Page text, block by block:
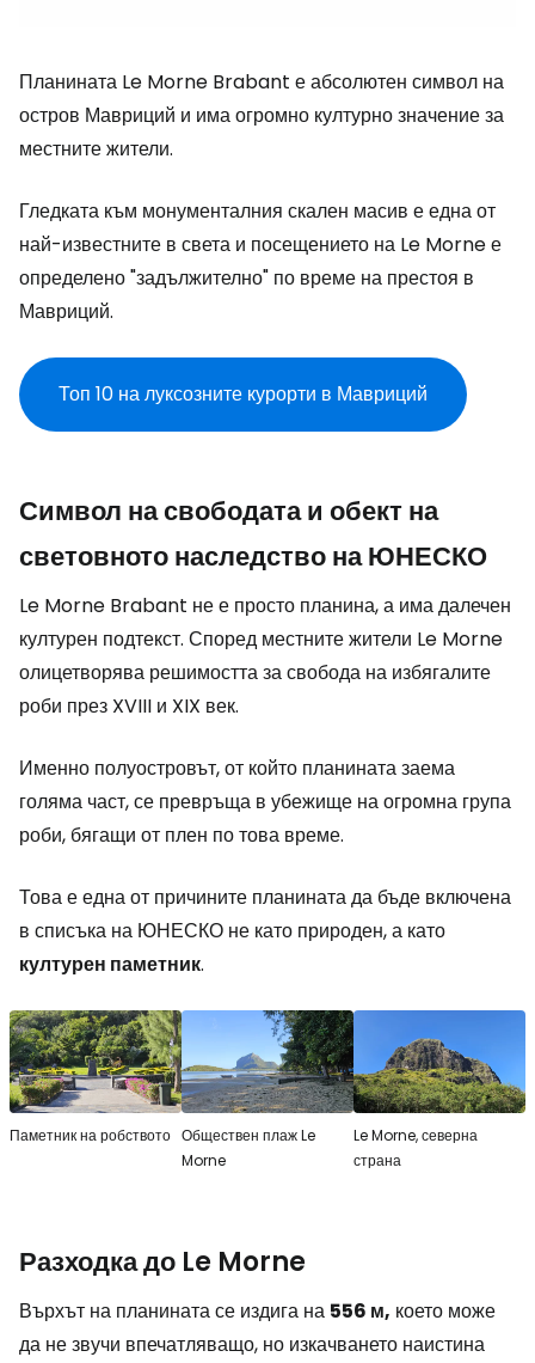
Планината Le Morne Brabant е абсолютен символ на
остров Мавриций и има огромно културно значение за
местните жители.
Гледката към монументалния скален масив е една от
най-известните в света и посещението на Le Morne е
определено "задължително" по време на престоя в
Мавриций.
Топ 10 на луксозните курорти в Мавриций
Символ на свободата и обект на
световното наследство на ЮНЕСКО
Le Morne Brabant не е просто планина, а има далечен
културен подтекст. Според местните жители Le Morne
олицетворява решимостта за свобода на избягалите
роби през XVIII и XIX век.
Именно полуостровът, от който планината заема
голяма част, се превръща в убежище на огромна група
роби, бягащи от плен по това време.
Това е една от причините планината да бъде включена
в списъка на ЮНЕСКО не като природен, а като
културен паметник.
Паметник на робството Обществен плаж Le
Morne
Le Morne, северна
страна
Разходка до Le Morne
Върхът на планината се издига на 556 м, което може
да не звучи впечатляващо, но изкачването наистина